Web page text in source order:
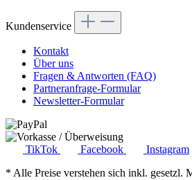
Kundenservice
Kontakt
Über uns
Fragen & Antworten (FAQ)
Partneranfrage-Formular
Newsletter-Formular
TikTok Facebook
Instagram
* Alle Preise verstehen sich inkl. gesetzl.